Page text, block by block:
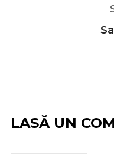
LASĂ UN